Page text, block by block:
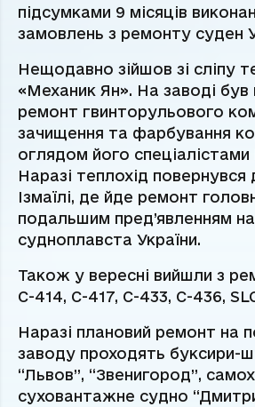
підсумками 9 місяців
замовлень з ремонту суден
Нещодавно зійшов зі сліпу
«Механик Ян». На заводі був
ремонт гвинторульового
зачищення та фарбування
оглядом його спеціалістами
Наразі теплохід
Ізмаїлі, де йде ремонт
подальшим пред’явленням
судноплавста України.
Також у вересні вийшли з
С-414, С-417, С-433, С-436,
Наразі плановий ремонт на
заводу проходять буксири-
“Львов”, “Звенигород”,
суховантажне судно